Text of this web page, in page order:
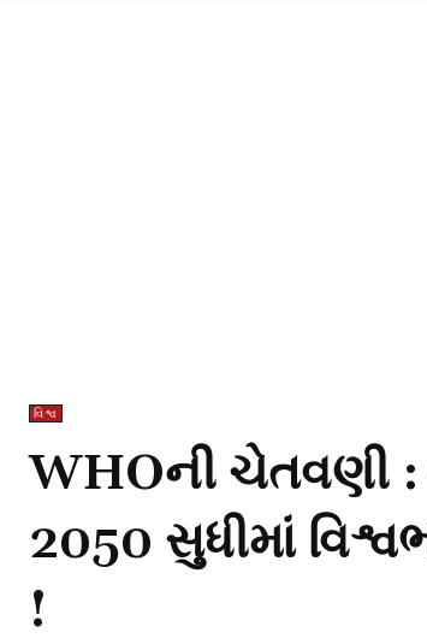
વિશ્વ
WHOની ચેતવણી
2050 સુધીમાં
!